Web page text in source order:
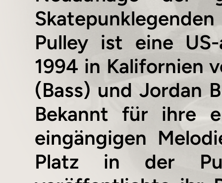
Pulley ist eine US-
1994 in Kalifornien
(Bass) und Jordan
Bekannt für ihre
eingängigen
Platz in der